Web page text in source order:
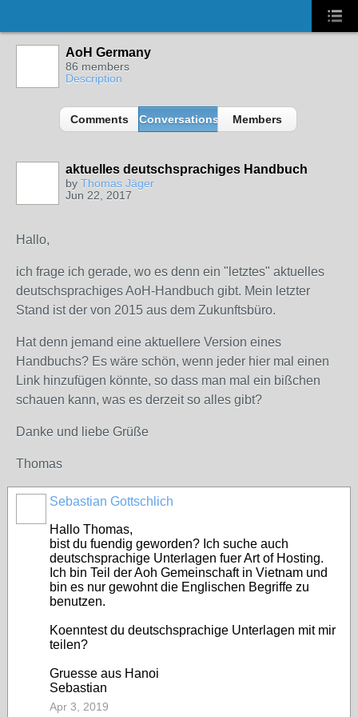
AoH Germany
86 members
Description
Comments Conversations Members
aktuelles deutschsprachiges Handbuch
by Thomas Jäger
Jun 22, 2017
Hallo,
ich frage ich gerade, wo es denn ein "letztes" aktuelles
deutschsprachiges AoH-Handbuch gibt. Mein letzter
Stand ist der von 2015 aus dem Zukunftsbüro.
Hat denn jemand eine aktuellere Version eines
Handbuchs? Es wäre schön, wenn jeder hier mal einen
Link hinzufügen könnte, so dass man mal ein bißchen
schauen kann, was es derzeit so alles gibt?
Danke und liebe Grüße
Thomas
Sebastian Gottschlich
Hallo Thomas,
bist du fuendig geworden? Ich suche auch
deutschsprachige Unterlagen fuer Art of Hosting.
Ich bin Teil der Aoh Gemeinschaft in Vietnam und
bin es nur gewohnt die Englischen Begriffe zu
benutzen.
Koenntest du deutschsprachige Unterlagen mit mir
teilen?
Gruesse aus Hanoi
Sebastian
Apr 3, 2019